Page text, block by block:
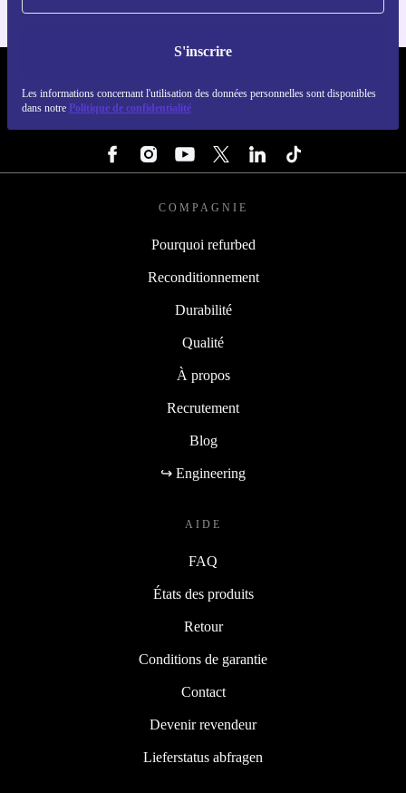
S'inscrire
Les informations concernant l'utilisation des données personnelles sont disponibles
dans notre Politique de confidentialité
COMPAGNIE
Pourquoi refurbed
Reconditionnement
Durabilité
Qualité
À propos
Recrutement
Blog
↪ Engineering
AIDE
FAQ
États des produits
Retour
Conditions de garantie
Contact
Devenir revendeur
Lieferstatus abfragen